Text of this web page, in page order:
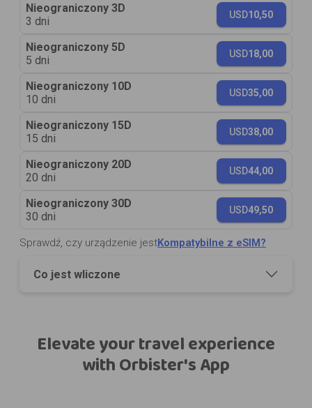
Nieograniczony 3D
3 dni
USD10,50
Nieograniczony 5D
5 dni
USD18,00
Nieograniczony 10D
10 dni
USD35,00
Nieograniczony 15D
15 dni
USD38,00
Nieograniczony 20D
20 dni
USD44,00
Nieograniczony 30D
30 dni
USD49,50
Sprawdź, czy urządzenie jestKompatybilne z eSIM?
Co jest wliczone
Elevate your travel experience
with Orbister's App